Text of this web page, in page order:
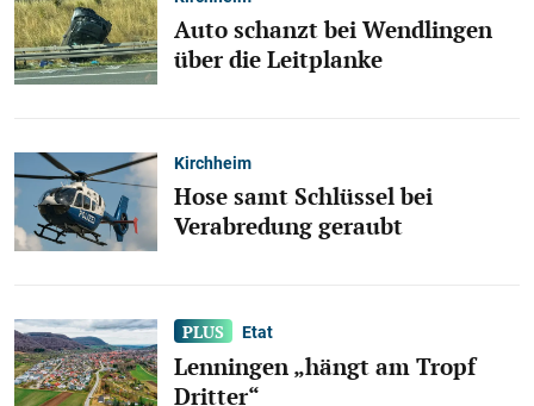
Auto schanzt bei Wendlingen
über die Leitplanke
Kirchheim
Hose samt Schlüssel bei
Verabredung geraubt
Etat
Lenningen „hängt am Tropf
Dritter“